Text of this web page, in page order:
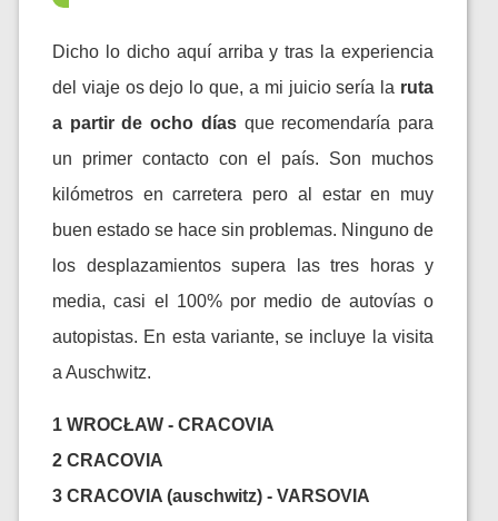
Dicho lo dicho aquí arriba y tras la experiencia
del viaje os dejo lo que, a mi juicio sería la ruta
a partir de ocho díasque recomendaría para
un primer contacto con el país. Son muchos
kilómetros en carretera pero al estar en muy
buen estado se hace sin problemas. Ninguno de
los desplazamientos supera las tres horas y
media, casi el 100% por medio de autovías o
autopistas. En esta variante, se incluye la visita
a Auschwitz.
1 WROCŁAW - CRACOVIA
2 CRACOVIA
3 CRACOVIA (auschwitz) - VARSOVIA